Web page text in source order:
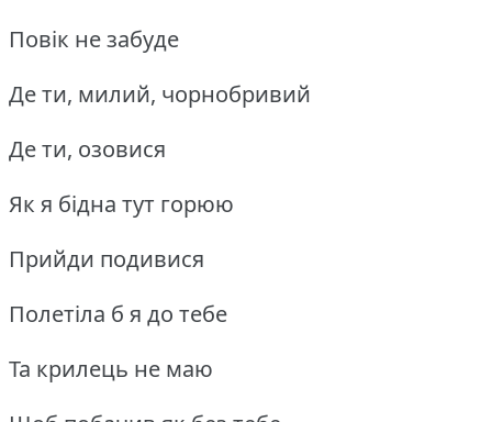
Повік не забуде
Де ти, милий, чорнобривий
Де ти, озовися
Як я бідна тут горюю
Прийди подивися
Полетіла б я до тебе
Та крилець не маю